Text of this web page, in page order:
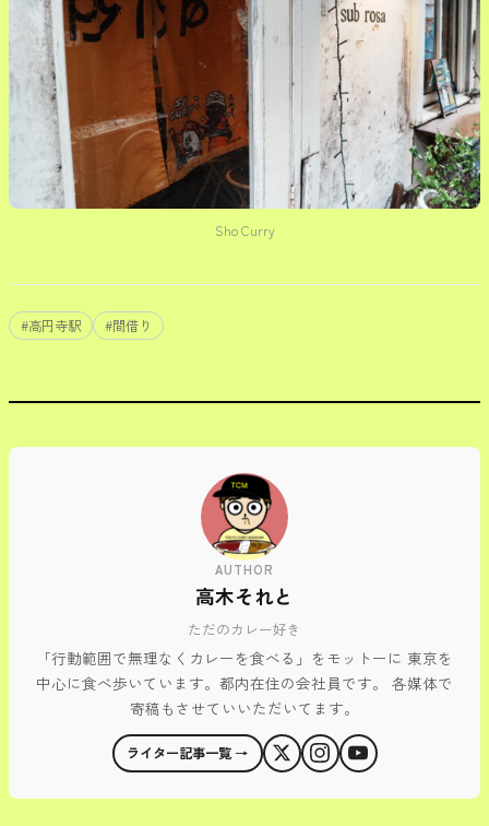
Sho Curry
#高円寺駅 #間借り
AUTHOR
高木それと
ただのカレー好き
「行動範囲で無理なくカレーを食べる」をモットーに 東京を
中心に食べ歩いています。都内在住の会社員です。 各媒体で
寄稿もさせていいただいてます。
ライター記事一覧 →